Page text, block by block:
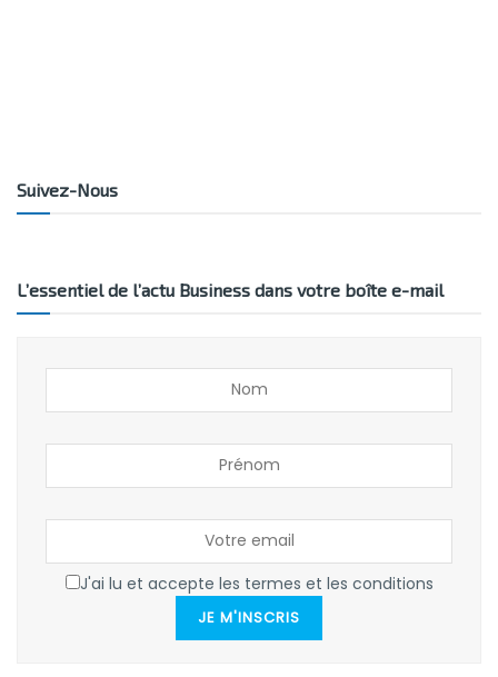
Suivez-Nous
L’essentiel de l’actu Business dans votre boîte e-mail
J'ai lu et accepte les termes et les conditions
JE M'INSCRIS